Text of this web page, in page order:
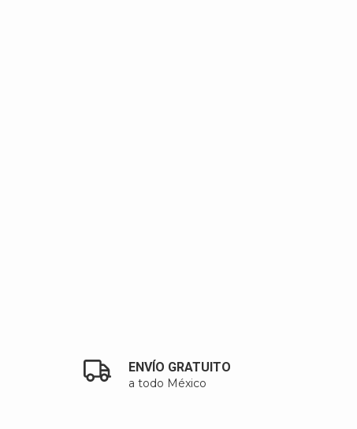
ENVÍO GRATUITO
a todo México